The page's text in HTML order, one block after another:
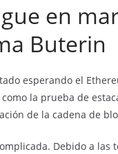
en
Buterin
esperando el
la prueba de
de la cadena de
Debido a